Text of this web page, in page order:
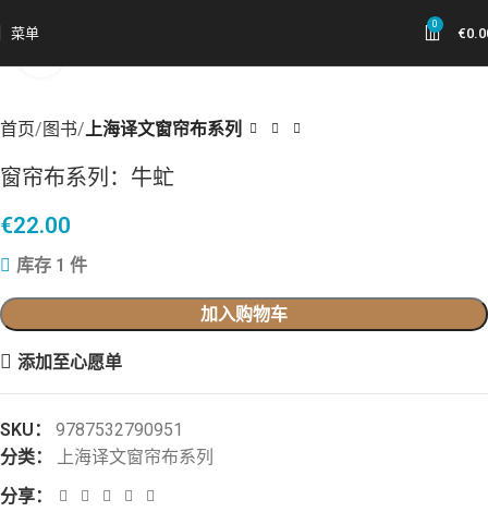
菜单
0
€
首页 图书 上海译文窗帘布系列
窗帘布系列：牛虻
€22.00
库存 1 件
加入购物车
添加至心愿单
SKU： 9787532790951
分类：
上海译文窗帘布系列
分享：